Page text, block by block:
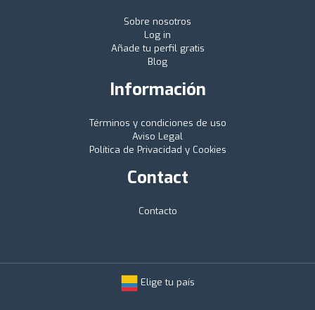
Sobre nosotros
Log in
Añade tu perfil gratis
Blog
Información
Términos y condiciones de uso
Aviso Legal
Política de Privacidad y Cookies
Contact
Contacto
Elige tu país